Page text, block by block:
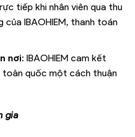
tiếp khi nhân viên qua thu
IBAOHIEM, thanh toán
nơi: IBAOHIEM cam kết
quốc một cách thuận
gia